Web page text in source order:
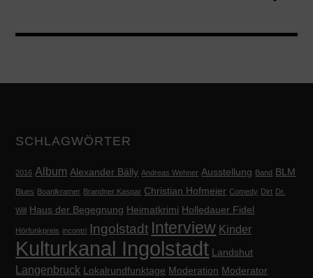
SCHLAGWÖRTER
2016 Album Alexander Bálly Andreas Wehner Ausstellung Band BLM
Blues Boanlkramer Brandner Kaspar Christian Hofmeier Comedy Dirt Dr.
Will Haus der Begegnung Heimatkrimi Holledauer Fidel
Hörfunkpreis incontri Ingolstadt Interview Kinder
Kulturkanal Ingolstadt Landshut
Langenbruck Lokalrundfunktage Moderation Moderator